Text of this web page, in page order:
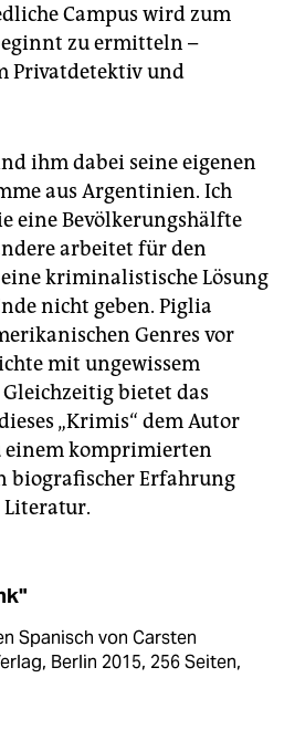
Campus wird zum
zu ermitteln –
Privatdetektiv und
ihm dabei seine eigenen
aus Argentinien. Ich
eine Bevölkerungshälfte
arbeitet für den
kriminalistische Lösung
nicht geben. Piglia
Genres vor
mit ungewissem
bietet das
„Krimis“ dem Autor
einem komprimierten
biografischer Erfahrung
Literatur.
Spanisch von Carsten
Berlin 2015, 256 Seiten,